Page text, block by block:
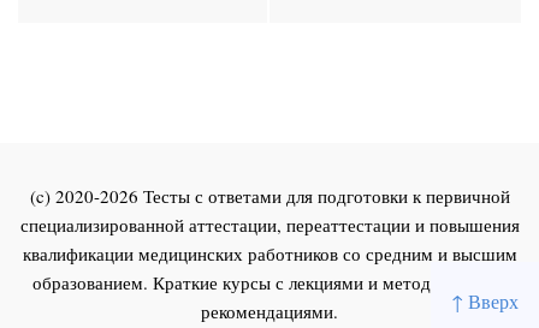
↑ Вверх
(c) 2020-2026 Тесты с ответами для подготовки к первичной
специализированной аттестации, переаттестации и повышения
квалификации медицинских работников со средним и высшим
образованием. Краткие курсы с лекциями и методическими
рекомендациями.